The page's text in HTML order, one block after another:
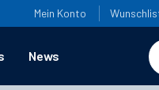
Mein Konto
News